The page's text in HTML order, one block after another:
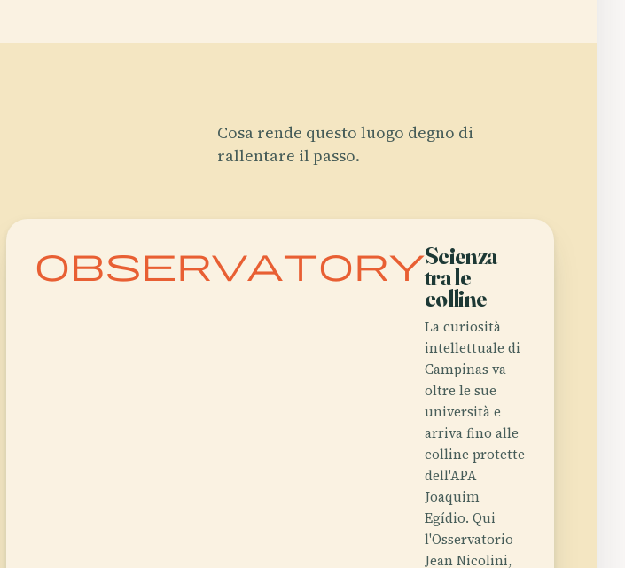
Cosa rende questo luogo degno di
rallentare il passo.
observatoryScienza
tra le
colline
La curiosità
intellettuale di
Campinas va
oltre le sue
università e
arriva fino alle
colline protette
dell'APA
Joaquim
Egídio. Qui
l'Osservatorio
Jean Nicolini,